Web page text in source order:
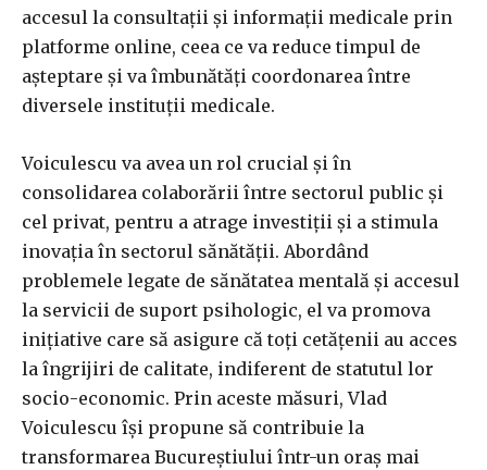
accesul la consultații și informații medicale prin
platforme online, ceea ce va reduce timpul de
așteptare și va îmbunătăți coordonarea între
diversele instituții medicale.
Voiculescu va avea un rol crucial și în
consolidarea colaborării între sectorul public și
cel privat, pentru a atrage investiții și a stimula
inovația în sectorul sănătății. Abordând
problemele legate de sănătatea mentală și accesul
la servicii de suport psihologic, el va promova
inițiative care să asigure că toți cetățenii au acces
la îngrijiri de calitate, indiferent de statutul lor
socio-economic. Prin aceste măsuri, Vlad
Voiculescu își propune să contribuie la
transformarea Bucureștiului într-un oraș mai